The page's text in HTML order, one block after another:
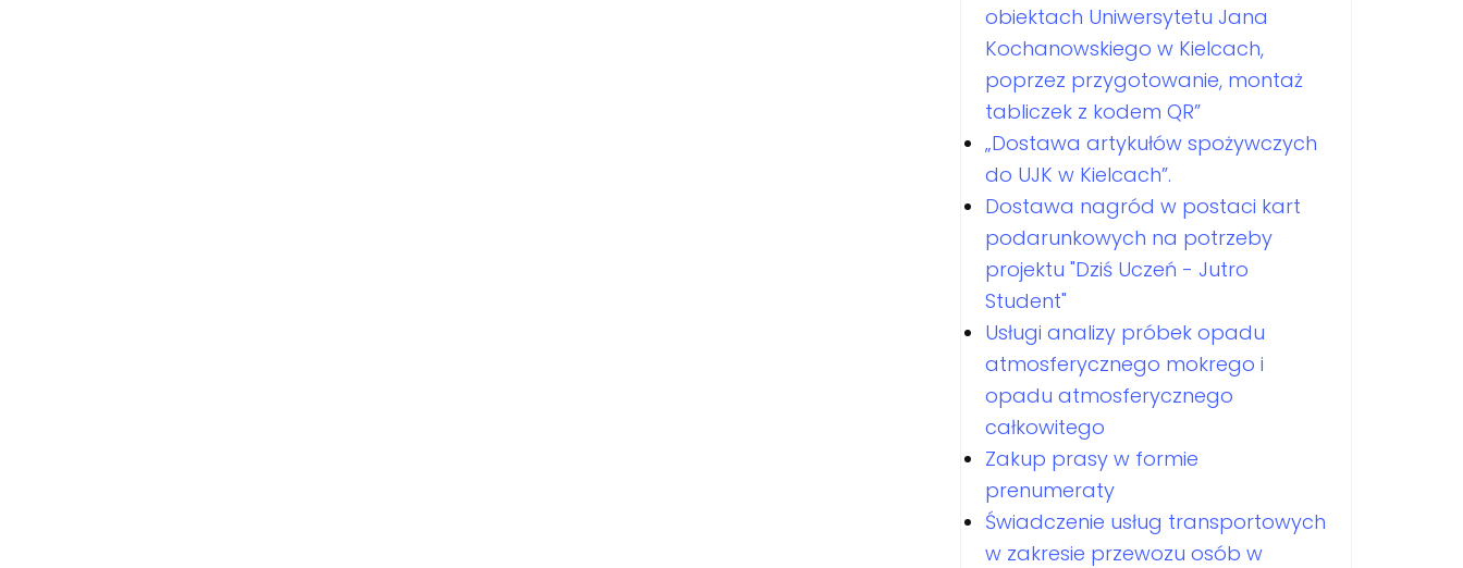
obiektach Uniwersytetu Jana
Kochanowskiego w Kielcach,
poprzez przygotowanie, montaż
tabliczek z kodem QR”
„Dostawa artykułów spożywczych
do UJK w Kielcach”.
Dostawa nagród w postaci kart
podarunkowych na potrzeby
projektu "Dziś Uczeń - Jutro
Student"
Usługi analizy próbek opadu
atmosferycznego mokrego i
opadu atmosferycznego
całkowitego
Zakup prasy w formie
prenumeraty
Świadczenie usług transportowych
w zakresie przewozu osób w